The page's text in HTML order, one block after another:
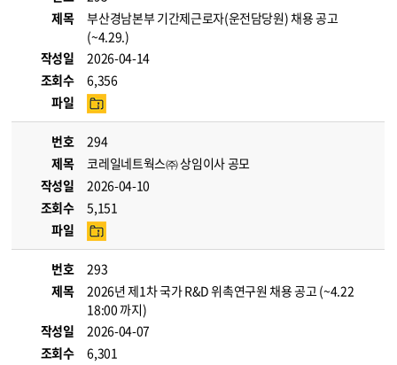
제목
부산경남본부 기간제근로자(운전담당원) 채용 공고
(~4.29.)
작성일
2026-04-14
조회수
6,356
파일
번호
294
제목
코레일네트웍스㈜ 상임이사 공모
작성일
2026-04-10
조회수
5,151
파일
번호
293
제목
2026년 제1차 국가 R&D 위촉연구원 채용 공고 (~4.22
18:00 까지)
작성일
2026-04-07
조회수
6,301